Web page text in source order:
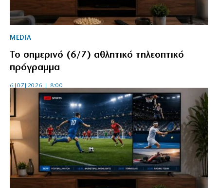
MEDIA
Το σημερινό (6/7) αθλητικό τηλεοπτικό
πρόγραμμα
6|07|2026 | 8:00